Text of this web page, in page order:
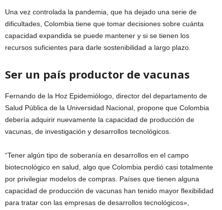
Una vez controlada la pandemia, que ha dejado una serie de
dificultades, Colombia tiene que tomar decisiones sobre cuánta
capacidad expandida se puede mantener y si se tienen los
recursos suficientes para darle sostenibilidad a largo plazo.
Ser un país productor de vacunas
Fernando de la Hoz Epidemiólogo, director del departamento de
Salud Pública de la Universidad Nacional, propone que Colombia
debería adquirir nuevamente la capacidad de producción de
vacunas, de investigación y desarrollos tecnológicos.
“Tener algún tipo de soberanía en desarrollos en el campo
biotecnológico en salud, algo que Colombia perdió casi totalmente
por privilegiar modelos de compras. Países que tienen alguna
capacidad de producción de vacunas han tenido mayor flexibilidad
para tratar con las empresas de desarrollos tecnológicos»,